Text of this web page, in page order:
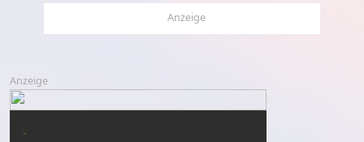
Anzeige
Anzeige
-